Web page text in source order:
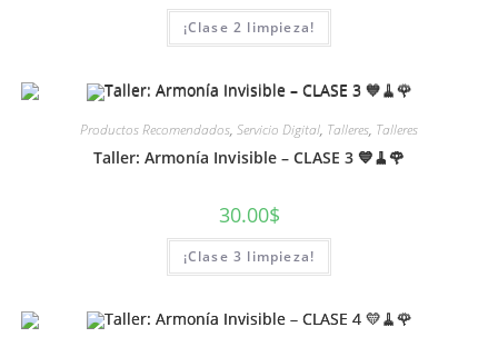
¡Clase 2 limpieza!
Productos Recomendados, Servicio Digital, Talleres, Talleres
Taller: Armonía Invisible – CLASE 3 💙🧹🌹
30.00$
¡Clase 3 limpieza!